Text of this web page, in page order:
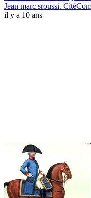
Jean marc sroussi.
il y a 10 ans